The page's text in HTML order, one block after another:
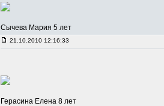
Сычева Мария 5 лет
21.10.2010 12:16:33
Герасина Елена 8 лет